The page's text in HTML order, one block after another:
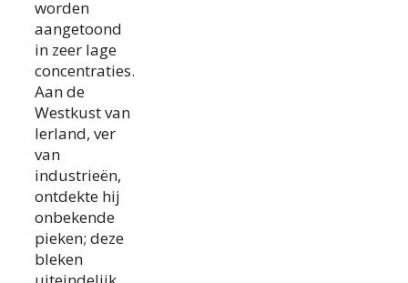
worden
aangetoond
in zeer lage
concentraties.
Aan de
Westkust van
Ierland, ver
van
industrieën,
ontdekte hij
onbekende
pieken; deze
bleken